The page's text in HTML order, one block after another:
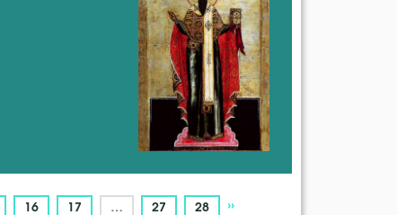
16 17 … 27 28 »